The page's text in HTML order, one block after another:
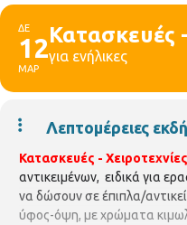
ΔΕ
12
ΜΑΡ
Κατασκευές
για ενήλικες
Λεπτομέρειες
Κατασκευές - Χειροτεχνίες
αντικειμένων, ειδικά για
να δώσουν σε έπιπλα/
ύφος-όψη, με χρώματα